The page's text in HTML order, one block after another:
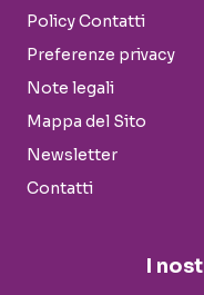
Policy Contatti
Preferenze privacy
Note legali
Mappa del Sito
Newsletter
Contatti
I